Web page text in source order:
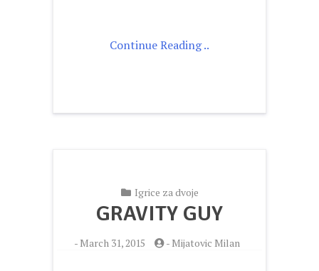
Continue Reading ..
Igrice za dvoje
GRAVITY GUY
- March 31, 2015 - Mijatovic Milan